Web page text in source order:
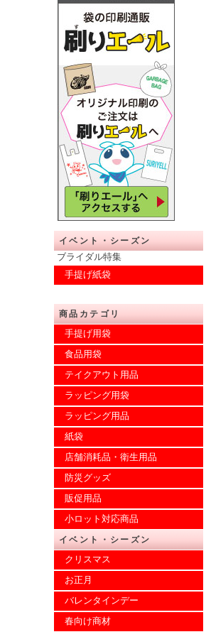
イベント・シーズン
ブライダル特集
手提げ紙袋
商品カテゴリ
手提げ用袋
食品用袋
テイクアウト用品
ラッピング用袋
ラッピング用品
紙袋
店舗消耗品・衛生用品
防災グッズ
販促用品
小ロット対応商品
イベント・シーズン
クリスマス
お正月
バレンタインデー
春向け商材